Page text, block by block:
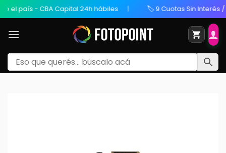
- CBA Capital 24h hábiles 🏷️ 9 Cuotas Sin Interés /